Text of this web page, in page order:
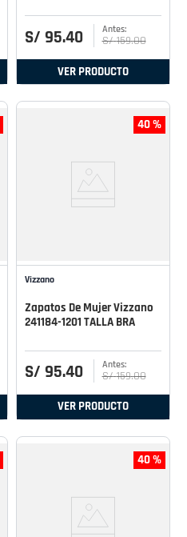
S/ 95.40 S/ 159.00
VER PRODUCTO
40 %
Vizzano
Zapatos De Mujer Vizzano
241184-1201 TALLA BRA
S/ 95.40 S/ 159.00
VER PRODUCTO
40 %